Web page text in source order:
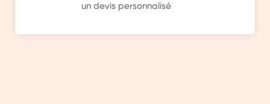
un devis personnalisé